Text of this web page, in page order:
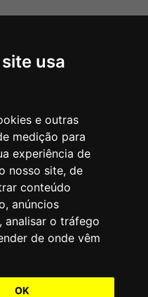
usa
e outras
medição para
experiência de
nosso site, de
conteúdo
anúncios
analisar o tráfego
de onde vêm
OK